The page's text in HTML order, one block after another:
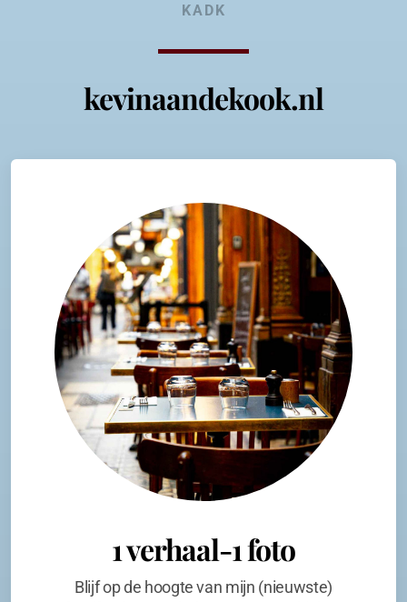
KADK
kevinaandekook.nl
1 verhaal-1 foto
Blijf op de hoogte van mijn (nieuwste)